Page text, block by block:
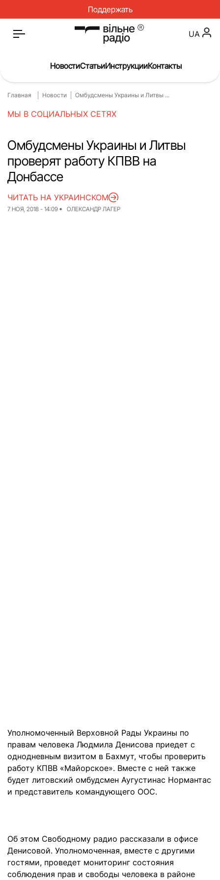
Поддержать
Главная
Новости
О нас
Инструкции
Спорт
Интервью
Досье
Блог
Проекты
UA
НовостиСтатьиИнструкцииКонтакты
Главная Новости Омбудсмены Украины и Литвы ...
МЫ В СОЦИАЛЬНЫХ СЕТЯХ
Омбудсмены Украины и Литвы
проверят работу КПВВ на
Донбассе
7 НОЯ, 2018 - 14:09 ОЛЕКСАНДР ЛАГЕР
ЧИТАТЬ НА УКРАИНСКОМ
Уполномоченный Верховной Рады Украины по
правам человека Людмила Денисова приедет с
однодневным визитом в Бахмут, чтобы проверить
работу КПВВ «Майорское». Вместе с ней также
будет литовский омбудсмен Аугустинас Нормантас
и представитель командующего ООС.
Об этом Свободному радио рассказали в офисе
Денисовой. Уполномоченная, вместе с другими
гостями, проведет мониторинг состояния
соблюдения прав и свободы человека в районе